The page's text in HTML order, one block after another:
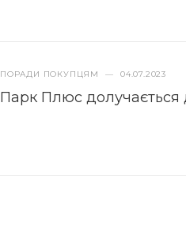
ПОРАДИ ПОКУПЦЯМ — 04.07.2023
Парк Плюс долучається